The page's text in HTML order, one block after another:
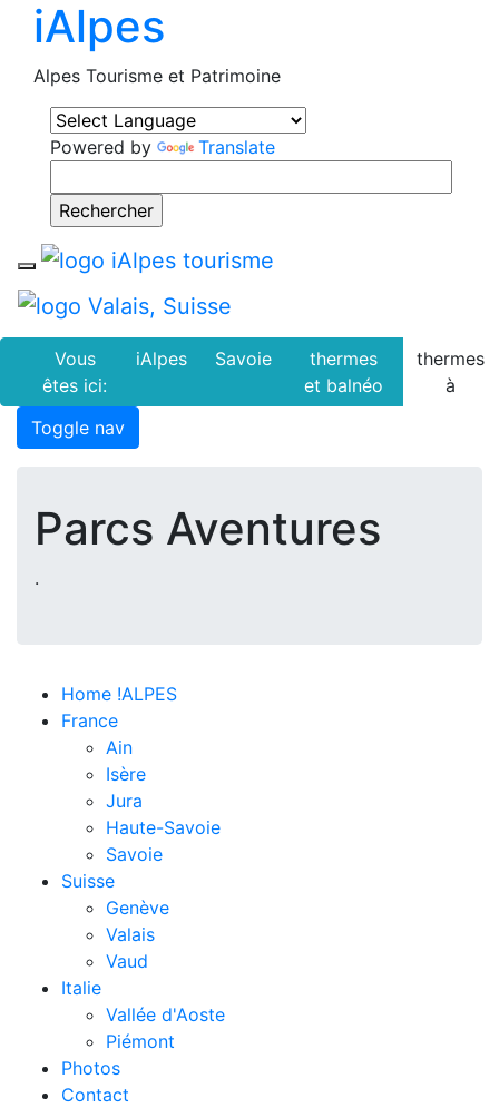
iAlpes
Alpes Tourisme et Patrimoine
Powered by Translate
Toggle navigation
Vous
êtes ici:
iAlpes Savoie
thermes
et balnéo
thermes
à
Toggle nav
Parcs Aventures
.
Home !ALPES
France
Ain
Isère
Jura
Haute-Savoie
Savoie
Suisse
Genève
Valais
Vaud
Italie
Vallée d'Aoste
Piémont
Photos
Contact